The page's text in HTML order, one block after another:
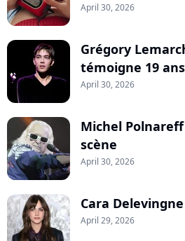
April 30, 2026
Grégory
témoigne 19
April 30, 2026
Michel
scène
April 30, 2026
Cara
April 29, 2026